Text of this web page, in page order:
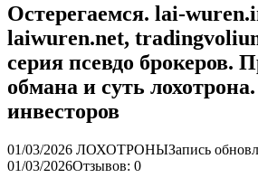
Остерегаемся. lai-
laiwuren.net,
серия псевдо брокеров.
обмана и суть
инвесторов
01/03/2026 ЛОХОТРОНЫЗапись
01/03/2026Отзывов: 0